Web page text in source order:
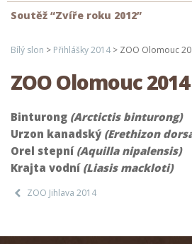
Soutěž “Zvíře roku 2012”
Bílý slon > Přihlášky 2014 > ZOO Olomouc
ZOO Olomouc 2014
Binturong (Arctictis binturong)
Urzon kanadský (Erethizon
Orel stepní (Aquilla nipalensis)
Krajta vodní (Liasis mackloti)
ZOO Jihlava 2014